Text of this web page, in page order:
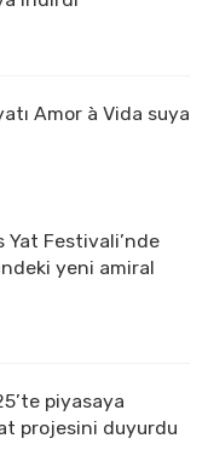
Amor à Vida suya
Yat Festivali’nde
yeni amiral
piyasaya
projesini duyurdu